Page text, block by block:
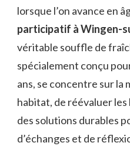
lorsque l’on avance en
participatif à Wingen-
véritable souffle de
spécialement conçu
ans, se concentre sur la
habitat, de réévaluer les
des solutions durables
d’échanges et de